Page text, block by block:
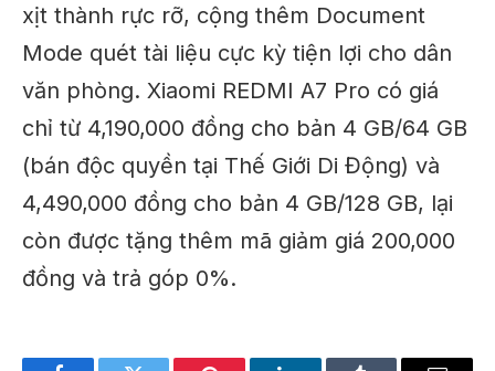
xịt thành rực rỡ, cộng thêm Document
Mode quét tài liệu cực kỳ tiện lợi cho dân
văn phòng. Xiaomi REDMI A7 Pro có giá
chỉ từ 4,190,000 đồng cho bản 4 GB/64 GB
(bán độc quyền tại Thế Giới Di Động) và
4,490,000 đồng cho bản 4 GB/128 GB, lại
còn được tặng thêm mã giảm giá 200,000
đồng và trả góp 0%.